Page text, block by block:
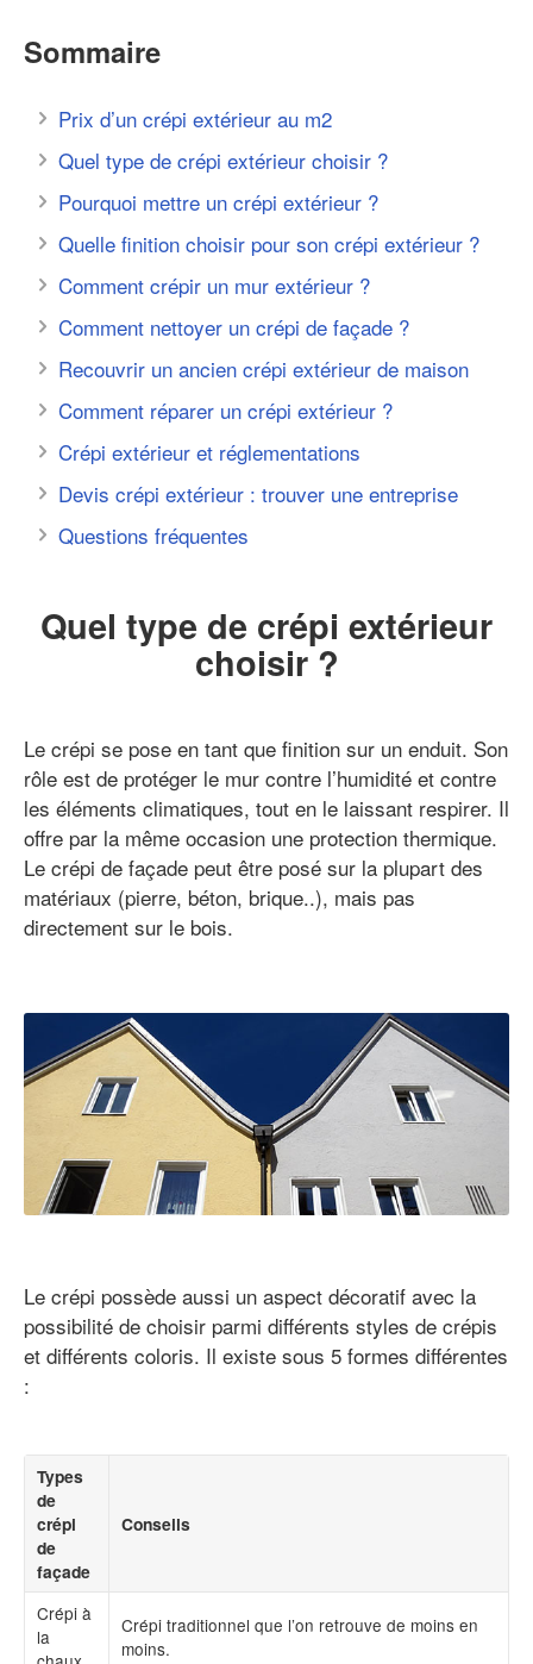
Sommaire
Prix d’un crépi extérieur au m2
Quel type de crépi extérieur choisir ?
Pourquoi mettre un crépi extérieur ?
Quelle finition choisir pour son crépi extérieur ?
Comment crépir un mur extérieur ?
Comment nettoyer un crépi de façade ?
Recouvrir un ancien crépi extérieur de maison
Comment réparer un crépi extérieur ?
Crépi extérieur et réglementations
Devis crépi extérieur : trouver une entreprise
Questions fréquentes
Quel type de crépi extérieur
choisir ?
Le crépi se pose en tant que finition sur un enduit. Son
rôle est de protéger le mur contre l’humidité et contre
les éléments climatiques, tout en le laissant respirer. Il
offre par la même occasion une protection thermique.
Le crépi de façade peut être posé sur la plupart des
matériaux (pierre, béton, brique..), mais pas
directement sur le bois.
Le crépi possède aussi un aspect décoratif avec la
possibilité de choisir parmi différents styles de crépis
et différents coloris. Il existe sous 5 formes différentes
:
Types
de
crépi
de
façade
Conseils
Crépi à
la
Crépi traditionnel que l’on retrouve de moins en
moins.